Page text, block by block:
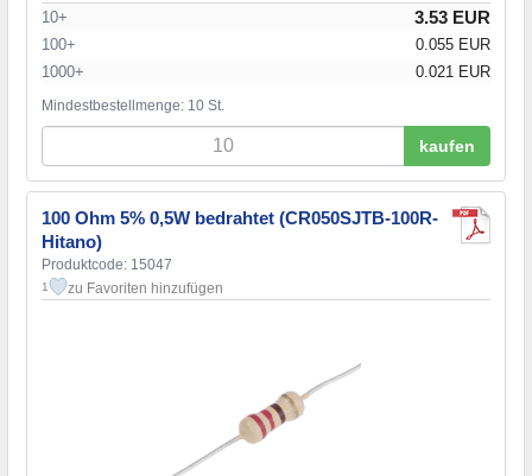
10+ 3.53 EUR
100+
0.055 EUR
1000+
0.021 EUR
Mindestbestellmenge: 10 St.
kaufen
100 Ohm 5% 0,5W bedrahtet (CR050SJTB-100R-
Hitano)
Produktcode: 15047
1 zu Favoriten hinzufügen